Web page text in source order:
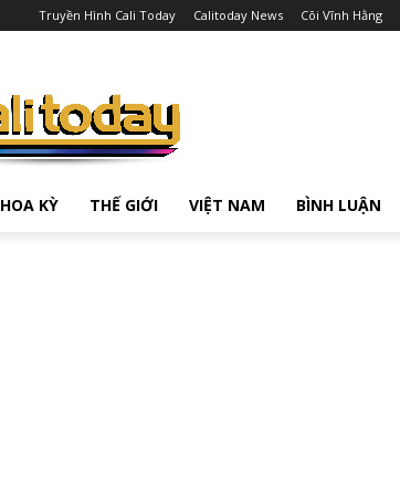
Truyền Hình Cali Today Calitoday News Cõi Vĩnh Hằng
HOA KỲ THẾ GIỚI VIỆT NAM BÌNH LUẬN